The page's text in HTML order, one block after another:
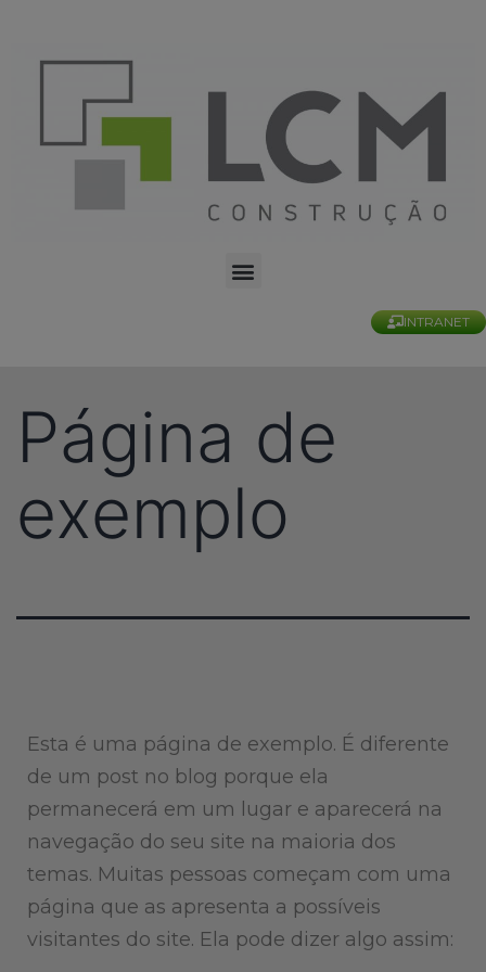
INTRANET
Página de
exemplo
Esta é uma página de exemplo. É diferente
de um post no blog porque ela
permanecerá em um lugar e aparecerá na
navegação do seu site na maioria dos
temas. Muitas pessoas começam com uma
página que as apresenta a possíveis
visitantes do site. Ela pode dizer algo assim: